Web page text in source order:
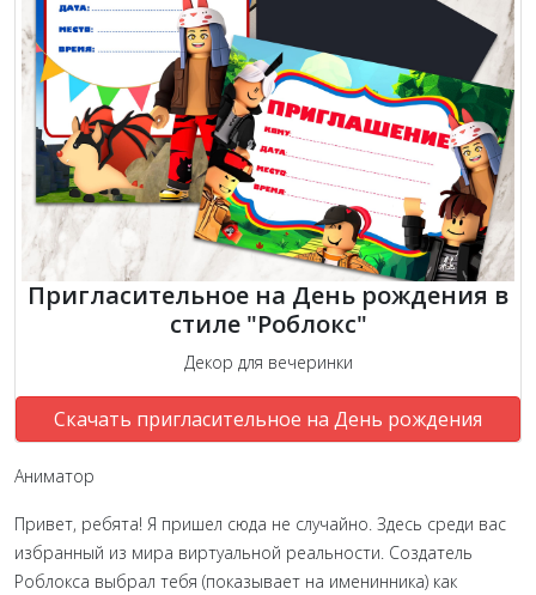
Пригласительное на День рождения в
стиле "Роблокс"
Декор для вечеринки
Скачать пригласительное на День рождения
Аниматор
Привет, ребята! Я пришел сюда не случайно. Здесь среди вас
избранный из мира виртуальной реальности. Создатель
Роблокса выбрал тебя (показывает на именинника) как